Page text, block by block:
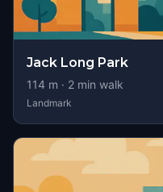
Jack Long Park
114 m · 2 min walk
Landmark